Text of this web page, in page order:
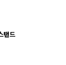
탠드